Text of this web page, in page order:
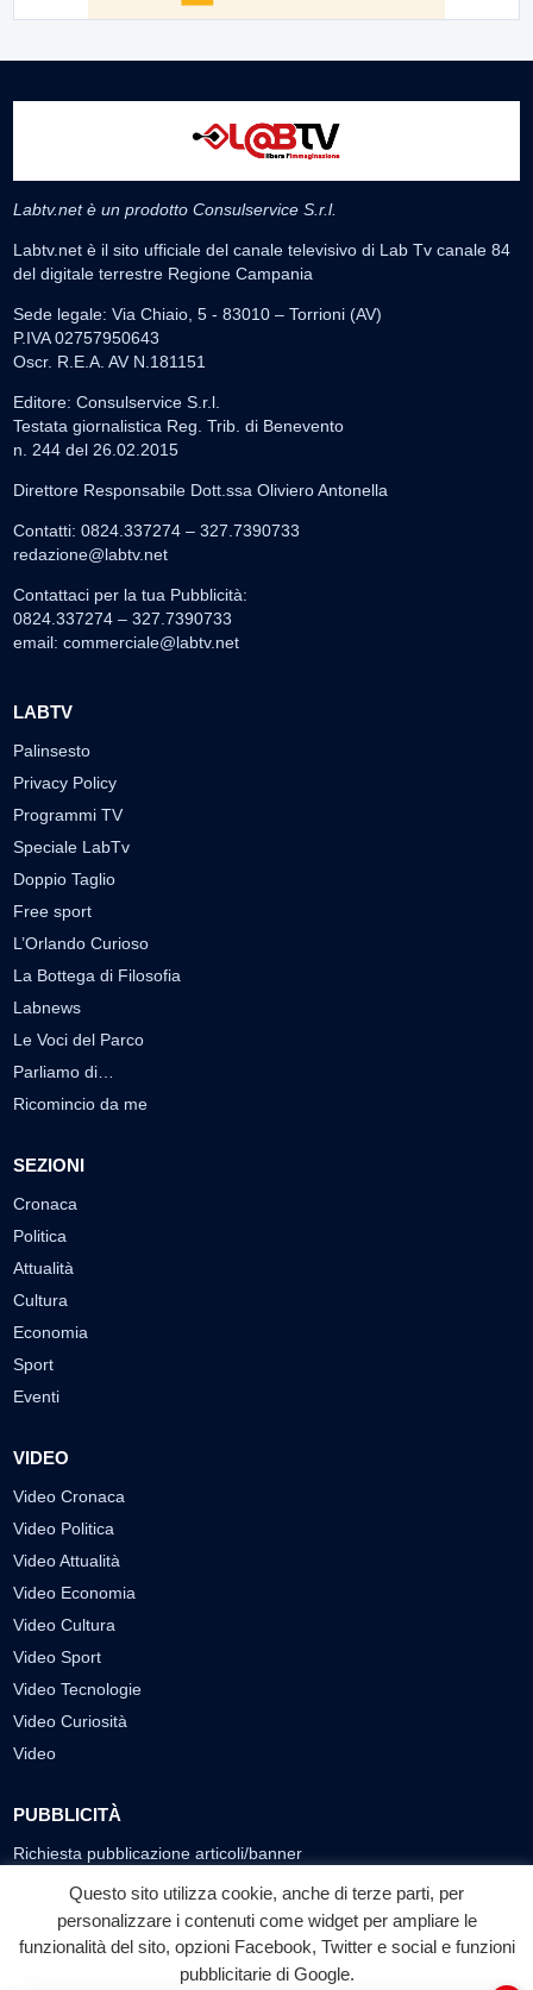
Labtv.net è un prodotto Consulservice S.r.l.
Labtv.net è il sito ufficiale del canale televisivo di Lab Tv canale 84
del digitale terrestre Regione Campania
Sede legale: Via Chiaio, 5 - 83010 – Torrioni (AV)
P.IVA 02757950643
Oscr. R.E.A. AV N.181151
Editore: Consulservice S.r.l.
Testata giornalistica Reg. Trib. di Benevento
n. 244 del 26.02.2015
Direttore Responsabile Dott.ssa Oliviero Antonella
Contatti: 0824.337274 – 327.7390733
redazione@labtv.net
Contattaci per la tua Pubblicità:
0824.337274 – 327.7390733
email: commerciale@labtv.net
LABTV
Palinsesto
Privacy Policy
Programmi TV
Speciale LabTv
Doppio Taglio
Free sport
L’Orlando Curioso
La Bottega di Filosofia
Labnews
Le Voci del Parco
Parliamo di…
Ricomincio da me
SEZIONI
Cronaca
Politica
Attualità
Cultura
Economia
Sport
Eventi
VIDEO
Video Cronaca
Video Politica
Video Attualità
Video Economia
Video Cultura
Video Sport
Video Tecnologie
Video Curiosità
Video
PUBBLICITÀ
Richiesta pubblicazione articoli/banner
SEGUICI SUI SOCIAL
f ◎ ▶
Questo sito utilizza cookie, anche di terze parti, per
personalizzare i contenuti come widget per ampliare le
funzionalità del sito, opzioni Facebook, Twitter e social e funzioni
pubblicitarie di Google.